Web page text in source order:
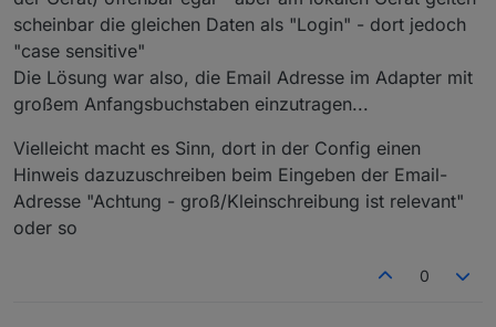
scheinbar die gleichen Daten als "Login" - dort jedoch
"case sensitive"
Die Lösung war also, die Email Adresse im Adapter mit
großem Anfangsbuchstaben einzutragen...
Vielleicht macht es Sinn, dort in der Config einen
Hinweis dazuzuschreiben beim Eingeben der Email-
Adresse "Achtung - groß/Kleinschreibung ist relevant"
oder so
0